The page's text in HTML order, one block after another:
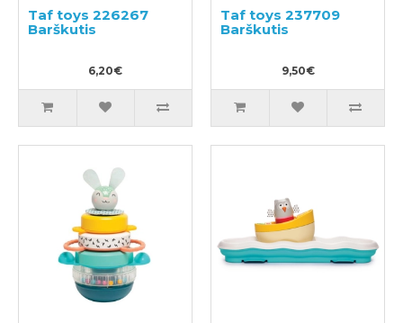
Taf toys 226267
Barškutis
6,20€
Taf toys 237709
Barškutis
9,50€